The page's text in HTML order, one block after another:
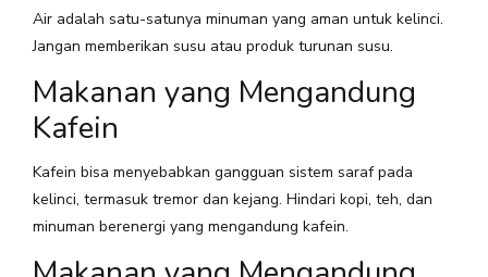
Air adalah satu-satunya minuman yang aman untuk kelinci.
Jangan memberikan susu atau produk turunan susu.
Makanan yang Mengandung
Kafein
Kafein bisa menyebabkan gangguan sistem saraf pada
kelinci, termasuk tremor dan kejang. Hindari kopi, teh, dan
minuman berenergi yang mengandung kafein.